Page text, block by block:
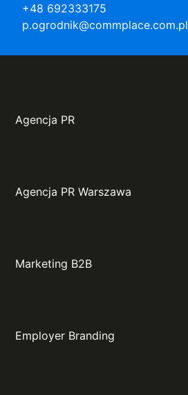
+48 692333175
p.ogrodnik@commplace.com.pl
Agencja PR
Agencja PR Warszawa
Marketing B2B
Employer Branding